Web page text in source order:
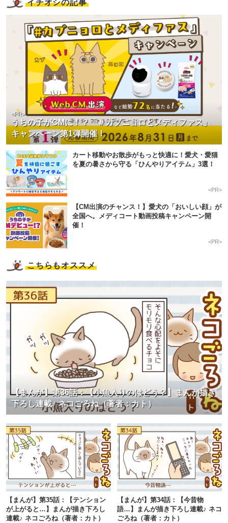
イチオシの記事
うちの子がCMに！？「＃カブニョロとメディファス」
キャンペーン第1弾開催！
<PR>
カート移動やお散歩がもっと快適に！愛犬・愛猫
を夏の暑さから守る「ひんやりアイテム」3選！
<PR>
【CM出演のチャンス！】愛犬の「おいしい顔」が
全国へ。メディコート動画投稿キャンペーン開
催！
<PR>
こちらもオススメ
【まんが】第36話：【小魚入りのはどう？】まんが描き
下ろし連載♪ ネコごろね（著者：カト）
【まんが】第35話：【テンション
が上がると…】まんが描き下ろし
連載♪ ネコごろね（著者：カト）
【まんが】第34話：【今昔物
語…】まんが描き下ろし連載♪ ネコ
ごろね（著者：カト）